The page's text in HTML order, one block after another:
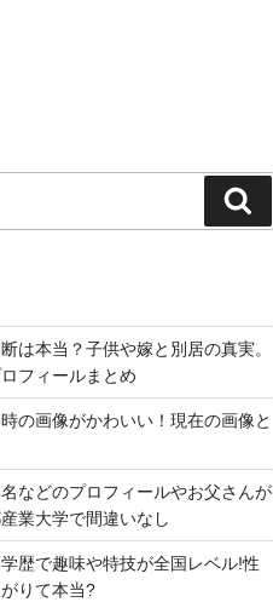
索
は本当？子供や嫁と別居の真実。
フィールまとめ
の画像がかわいい！現在の画像と
などのプロフィールやお父さんが
業大学で間違いなし
歴で趣味や特技が全国レベル!性
りて本当?